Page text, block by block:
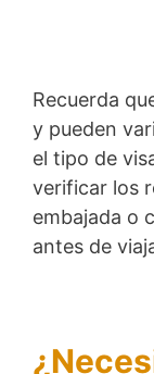
Recuerda
y pueden
el tipo de
verificar los
embajada o
antes de